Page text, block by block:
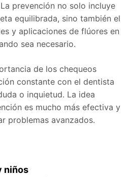
prevención no solo incluye
equilibrada, sino también el
y aplicaciones de flúores en
sea necesario.
de los chequeos
constante con el dentista
o inquietud. La idea
es mucho más efectiva y
problemas avanzados.
niños